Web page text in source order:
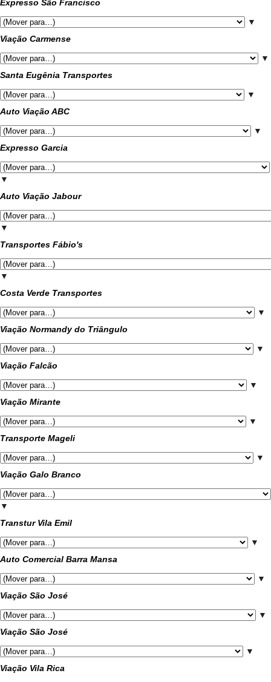
Expresso São Francisco
▼
Viação Carmense
▼
Santa Eugênia Transportes
▼
Auto Viação ABC
▼
Expresso Garcia
▼
Auto Viação Jabour
▼
Transportes Fábio's
▼
Costa Verde Transportes
▼
Viação Normandy do Triângulo
▼
Viação Falcão
▼
Viação Mirante
▼
Transporte Mageli
▼
Viação Galo Branco
▼
Transtur Vila Emil
▼
Auto Comercial Barra Mansa
▼
Viação São José
▼
Viação São José
▼
Viação Vila Rica